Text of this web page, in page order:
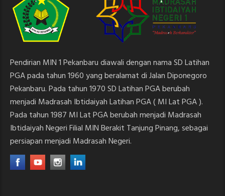
Pendirian MIN 1 Pekanbaru diawali dengan nama SD Latihan
PGA pada tahun 1960 yang beralamat di Jalan Diponegoro
Pekanbaru. Pada tahun 1970 SD Latihan PGA berubah
menjadi Madrasah Ibtidaiyah Latihan PGA ( MI Lat PGA ).
Pada tahun 1987 MI Lat PGA berubah menjadi Madrasah
Ibtidaiyah Negeri Filial MIN Berakit Tanjung Pinang, sebagai
persiapan menjadi Madrasah Negeri.